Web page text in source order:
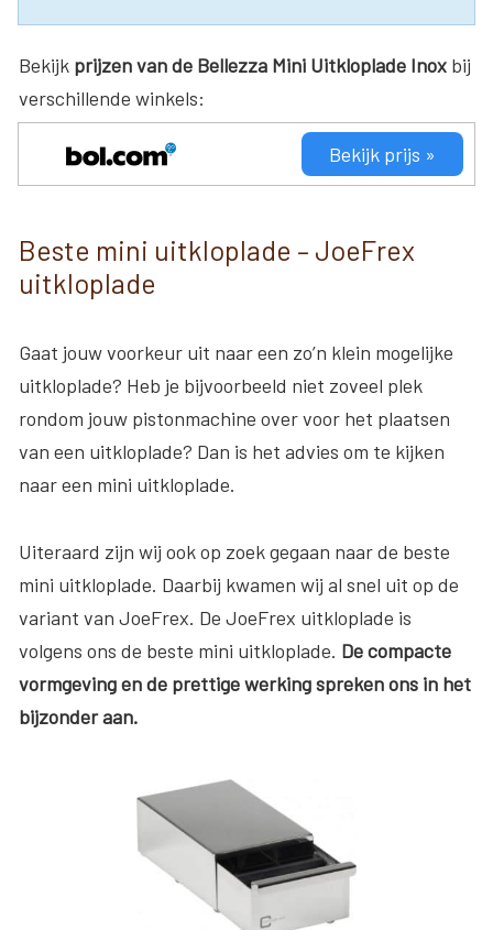
Bekijk prijzen van de Bellezza Mini Uitkloplade Inox bij
verschillende winkels:
Bekijk prijs »
Beste mini uitkloplade – JoeFrex
uitkloplade
Gaat jouw voorkeur uit naar een zo’n klein mogelijke
uitkloplade? Heb je bijvoorbeeld niet zoveel plek
rondom jouw pistonmachine over voor het plaatsen
van een uitkloplade? Dan is het advies om te kijken
naar een mini uitkloplade.
Uiteraard zijn wij ook op zoek gegaan naar de beste
mini uitkloplade. Daarbij kwamen wij al snel uit op de
variant van JoeFrex. De JoeFrex uitkloplade is
volgens ons de beste mini uitkloplade. De compacte
vormgeving en de prettige werking spreken ons in het
bijzonder aan.